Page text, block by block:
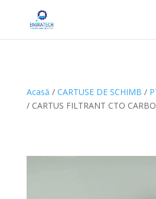
Acasă / CARTUSE DE SCHIMB /
/ CARTUS FILTRANT CTO